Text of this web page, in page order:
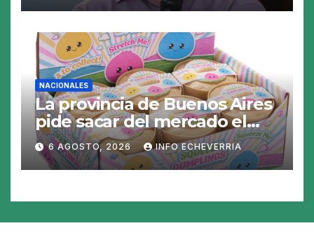
NACIONALES
La provincia de Buenos Aires
pide sacar del mercado el
«Squeezy Dumpling», un
juguete «tóxico»
6 AGOSTO, 2026 INFO ECHEVERRIA